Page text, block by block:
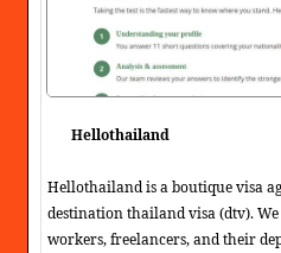
Hellothailand
Hellothailand is a boutique visa
destination thailand visa (dtv).
workers, freelancers, and their